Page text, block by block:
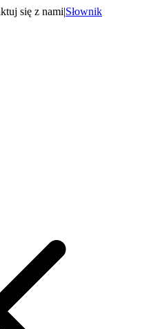
się z nami|Słownik